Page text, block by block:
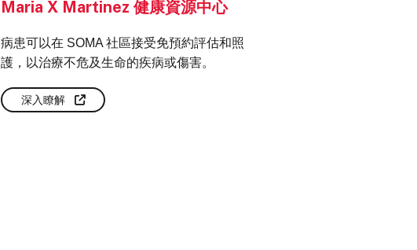
Maria X Martinez 健康資源中心
病患可以在 SOMA 社區接受免預約評估和照
護，以治療不危及生命的疾病或傷害。
深入瞭解